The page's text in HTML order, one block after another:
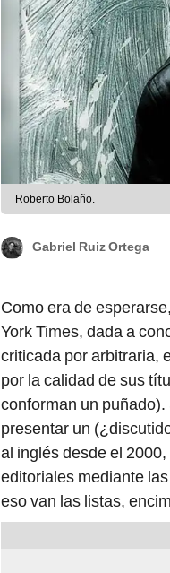
Roberto Bolaño.
Gabriel Ruiz Ortega
Como era de
York Times, dada a
criticada por arbitraria,
por la calidad de sus
conforman un
presentar un
al inglés desde el
editoriales mediante
eso van las listas,